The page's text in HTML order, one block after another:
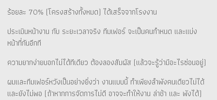
ร้อยละ 70% (โครงสร้างทั้งหมด) ได้เสร็จจากโรงงาน
ประเมินหน้างาน กับ ระยะเวลาจริง ทีมเฟอร์ จะเป็นคนกำหนด และแบ่ง
หน้าที่กันอีกที
ความยากง่ายบอกไม่ได้ทีเดียว ต้องลองสัมผัส (แล้วจะรู้ว่ามีอะไรซ่อนอยู่)
ผมและทีมเฟอร์หวังเป็นอย่างยิ่งว่า งานแบบนี้ ทำเพียงลำพังคนเดียวไม่ได้
และยังไม่พอ (ถ้าหากการจัดการไม่ดี อาจจะทำให้งาน ล่าช้า และ พังได้)